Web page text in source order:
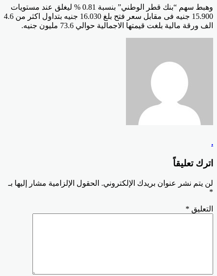
وهبط سهم “بنك قطر الوطني” بنسبة 0.81 % ليغلق عند مستويات
15.900 جنيه فى مقابل سعر فتح بلغ 16.030 جنيه بتداول اكثر من 4.6
الف ورقة مالية بلغت قيمتها الاجمالية حوالي 73.6 مليون جنيه.
اترك تعليقاً
لن يتم نشر عنوان بريدك الإلكتروني. الحقول الإلزامية مشار إليها بـ
التعليق*